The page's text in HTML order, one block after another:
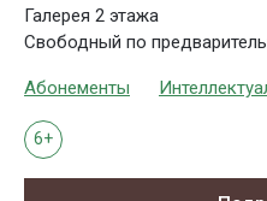
Галерея 2 этажа
Свободный по
Абонементы
6+